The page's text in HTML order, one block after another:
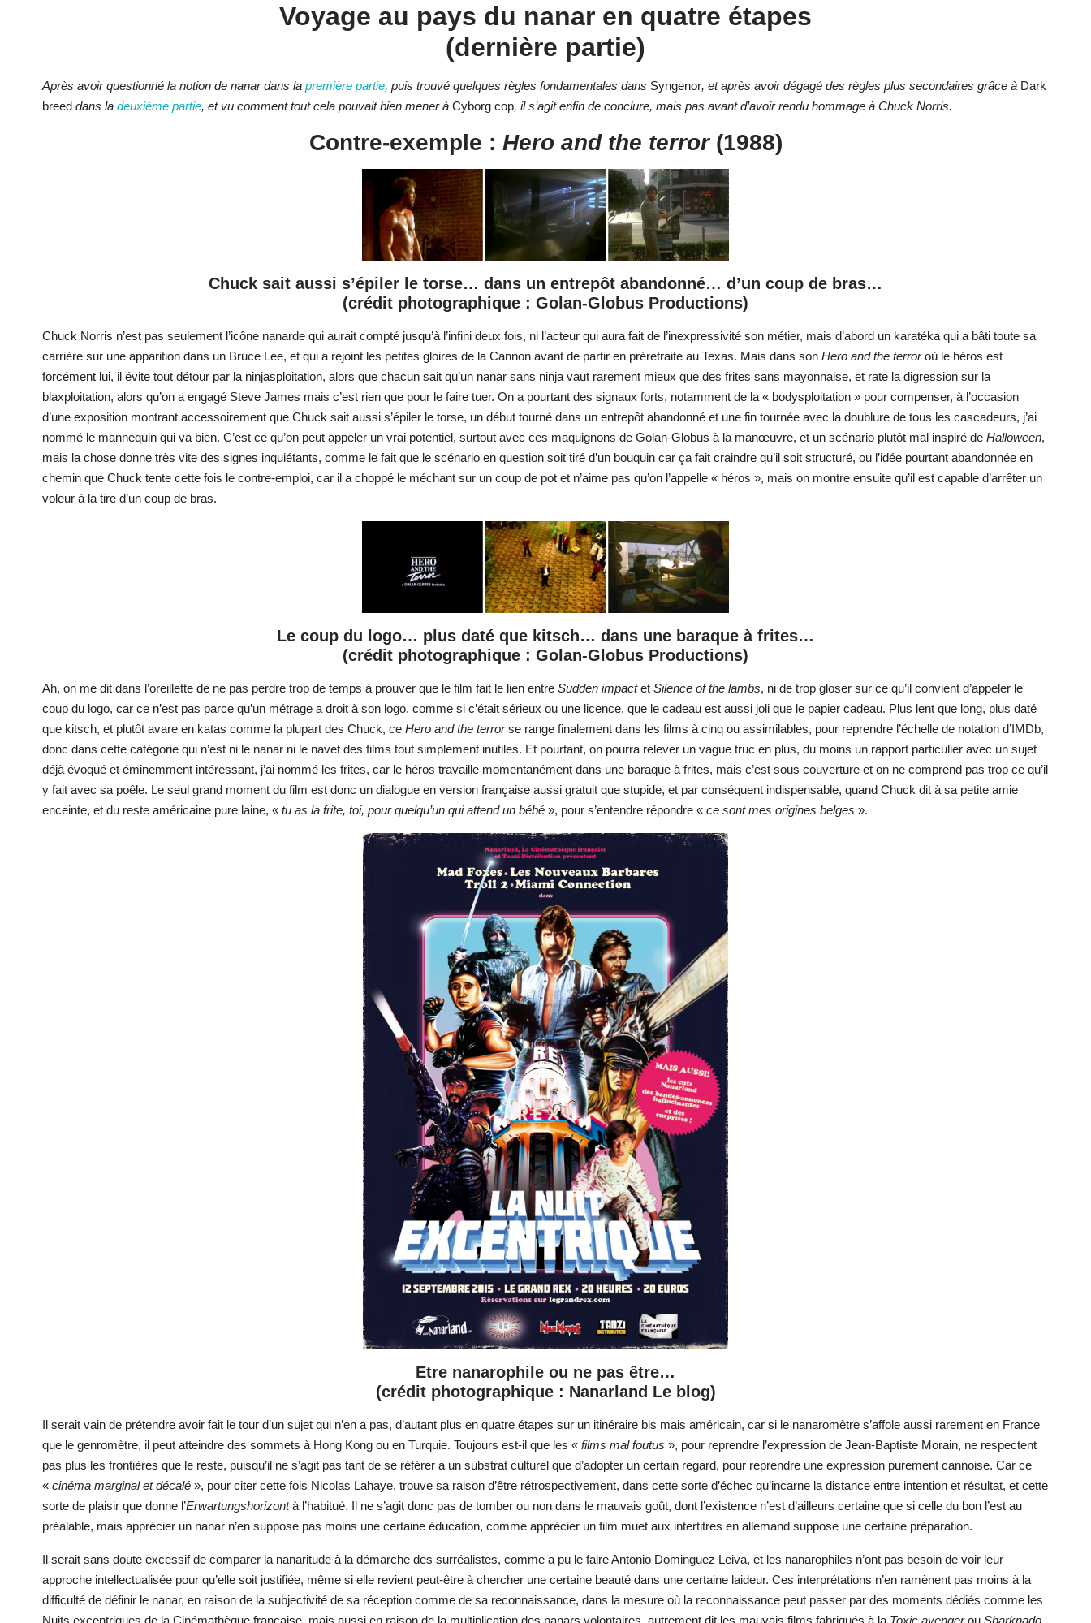
Voyage au pays du nanar en quatre étapes
(dernière partie)
Après avoir questionné la notion de nanar dans la première partie, puis trouvé quelques règles fondamentales dans Syngenor, et après avoir dégagé des règles plus secondaires grâce à Dark
breed dans la deuxième partie, et vu comment tout cela pouvait bien mener à Cyborg cop, il s’agit enfin de conclure, mais pas avant d’avoir rendu hommage à Chuck Norris.
Contre-exemple : Hero and the terror(1988)
Chuck sait aussi s’épiler le torse… dans un entrepôt abandonné… d’un coup de bras…
(crédit photographique : Golan-Globus Productions)
Chuck Norris n’est pas seulement l’icône nanarde qui aurait compté jusqu’à l’infini deux fois, ni l’acteur qui aura fait de l’inexpressivité son métier, mais d’abord un karatéka qui a bâti toute sa
carrière sur une apparition dans un Bruce Lee, et qui a rejoint les petites gloires de la Cannon avant de partir en préretraite au Texas. Mais dans son Hero and the terroroù le héros est
forcément lui, il évite tout détour par la ninjasploitation, alors que chacun sait qu’un nanar sans ninja vaut rarement mieux que des frites sans mayonnaise, et rate la digression sur la
blaxploitation, alors qu’on a engagé Steve James mais c’est rien que pour le faire tuer. On a pourtant des signaux forts, notamment de la « bodysploitation » pour compenser, à l’occasion
d’une exposition montrant accessoirement que Chuck sait aussi s’épiler le torse, un début tourné dans un entrepôt abandonné et une fin tournée avec la doublure de tous les cascadeurs, j’ai
nommé le mannequin qui va bien. C’est ce qu’on peut appeler un vrai potentiel, surtout avec ces maquignons de Golan-Globus à la manœuvre, et un scénario plutôt mal inspiré de Halloween,
mais la chose donne très vite des signes inquiétants, comme le fait que le scénario en question soit tiré d’un bouquin car ça fait craindre qu’il soit structuré, ou l’idée pourtant abandonnée en
chemin que Chuck tente cette fois le contre-emploi, car il a choppé le méchant sur un coup de pot et n’aime pas qu’on l’appelle « héros », mais on montre ensuite qu’il est capable d’arrêter un
voleur à la tire d’un coup de bras.
Le coup du logo… plus daté que kitsch… dans une baraque à frites…
(crédit photographique : Golan-Globus Productions)
Ah, on me dit dans l’oreillette de ne pas perdre trop de temps à prouver que le film fait le lien entre Sudden impactet Silence of the lambs, ni de trop gloser sur ce qu’il convient d’appeler le
coup du logo, car ce n’est pas parce qu’un métrage a droit à son logo, comme si c’était sérieux ou une licence, que le cadeau est aussi joli que le papier cadeau. Plus lent que long, plus daté
que kitsch, et plutôt avare en katas comme la plupart des Chuck, ce Hero and the terrorse range finalement dans les films à cinq ou assimilables, pour reprendre l’échelle de notation d’IMDb,
donc dans cette catégorie qui n’est ni le nanar ni le navet des films tout simplement inutiles. Et pourtant, on pourra relever un vague truc en plus, du moins un rapport particulier avec un sujet
déjà évoqué et éminemment intéressant, j’ai nommé les frites, car le héros travaille momentanément dans une baraque à frites, mais c’est sous couverture et on ne comprend pas trop ce qu’il
y fait avec sa poêle. Le seul grand moment du film est donc un dialogue en version française aussi gratuit que stupide, et par conséquent indispensable, quand Chuck dit à sa petite amie
enceinte, et du reste américaine pure laine, « tu as la frite, toi, pour quelqu’un qui attend un bébé », pour s’entendre répondre « ce sont mes origines belges ».
Etre nanarophile ou ne pas être…
(crédit photographique : Nanarland Le blog)
Il serait vain de prétendre avoir fait le tour d’un sujet qui n’en a pas, d’autant plus en quatre étapes sur un itinéraire bis mais américain, car si le nanaromètre s’affole aussi rarement en France
que le genromètre, il peut atteindre des sommets à Hong Kong ou en Turquie. Toujours est-il que les « films mal foutus », pour reprendre l’expression de Jean-Baptiste Morain, ne respectent
pas plus les frontières que le reste, puisqu’il ne s’agit pas tant de se référer à un substrat culturel que d’adopter un certain regard, pour reprendre une expression purement cannoise. Car ce
« cinéma marginal et décalé », pour citer cette fois Nicolas Lahaye, trouve sa raison d’être rétrospectivement, dans cette sorte d’échec qu’incarne la distance entre intention et résultat, et cette
sorte de plaisir que donne l’Erwartungshorizontà l’habitué. Il ne s’agit donc pas de tomber ou non dans le mauvais goût, dont l’existence n’est d’ailleurs certaine que si celle du bon l’est au
préalable, mais apprécier un nanar n’en suppose pas moins une certaine éducation, comme apprécier un film muet aux intertitres en allemand suppose une certaine préparation.
Il serait sans doute excessif de comparer la nanaritude à la démarche des surréalistes, comme a pu le faire Antonio Dominguez Leiva, et les nanarophiles n’ont pas besoin de voir leur
approche intellectualisée pour qu’elle soit justifiée, même si elle revient peut-être à chercher une certaine beauté dans une certaine laideur. Ces interprétations n’en ramènent pas moins à la
difficulté de définir le nanar, en raison de la subjectivité de sa réception comme de sa reconnaissance, dans la mesure où la reconnaissance peut passer par des moments dédiés comme les